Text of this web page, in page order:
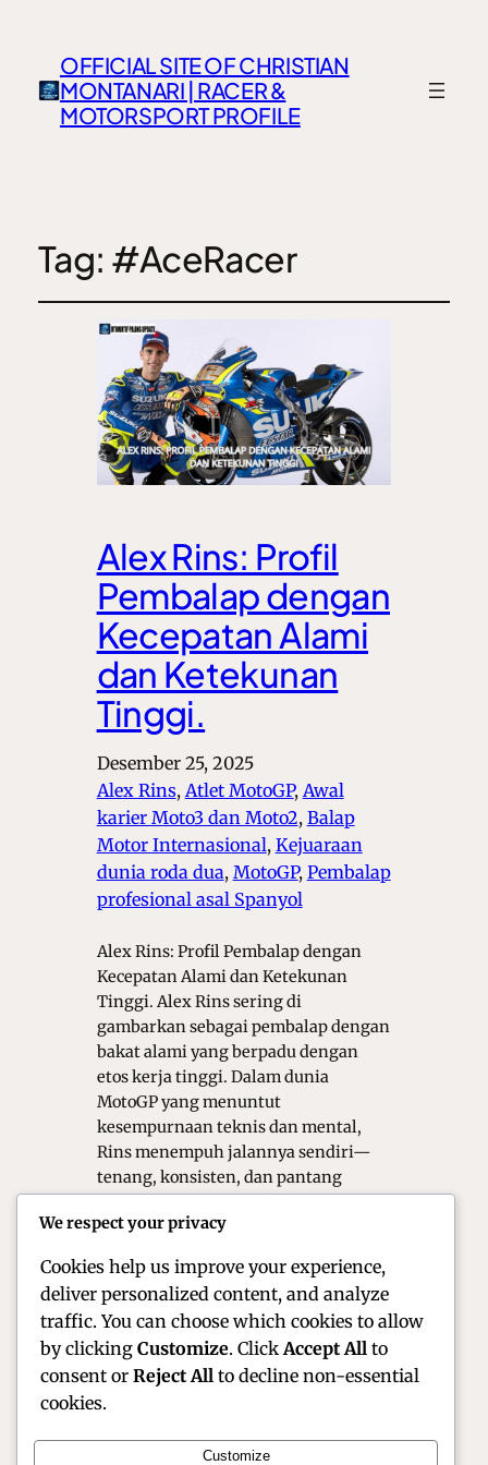
OFFICIAL SITE OF CHRISTIAN
MONTANARI | RACER &
MOTORSPORT PROFILE
Tag: #AceRacer
Alex Rins: Profil
Pembalap dengan
Kecepatan Alami
dan Ketekunan
Tinggi.
Desember 25, 2025
Alex Rins, Atlet MotoGP, Awal
karier Moto3 dan Moto2, Balap
Motor Internasional, Kejuaraan
dunia roda dua, MotoGP, Pembalap
profesional asal Spanyol
Alex Rins: Profil Pembalap dengan
Kecepatan Alami dan Ketekunan
Tinggi. Alex Rins sering di
gambarkan sebagai pembalap dengan
bakat alami yang berpadu dengan
etos kerja tinggi. Dalam dunia
MotoGP yang menuntut
kesempurnaan teknis dan mental,
Rins menempuh jalannya sendiri—
tenang, konsisten, dan pantang
menjadi sorotan utama, tetapi
We respect your privacy
Cookies help us improve your experience,
deliver personalized content, and analyze
traffic. You can choose which cookies to allow
by clicking Customize. Click Accept All to
consent or Reject All to decline non-essential
cookies.
Customize